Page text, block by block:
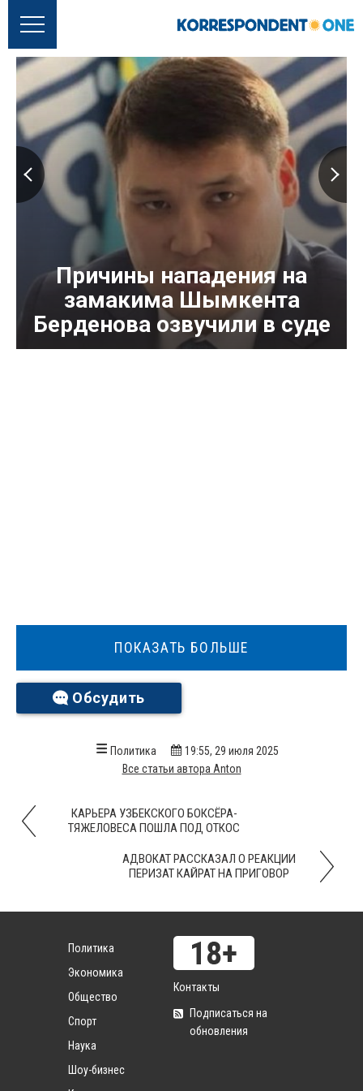
Причины нападения на
замакима Шымкента
Берденова озвучили в суде
ПОКАЗАТЬ БОЛЬШЕ
Обсудить
Политика
19:55, 29 июля 2025
Все статьи автора Anton
КАРЬЕРА УЗБЕКСКОГО БОКСЁРА-
ТЯЖЕЛОВЕСА ПОШЛА ПОД ОТКОС
АДВОКАТ РАССКАЗАЛ О РЕАКЦИИ
ПЕРИЗАТ КАЙРАТ НА ПРИГОВОР
Политика
Экономика
Общество
Спорт
Наука
Шоу-бизнес
Контакты
Подписаться на
обновления